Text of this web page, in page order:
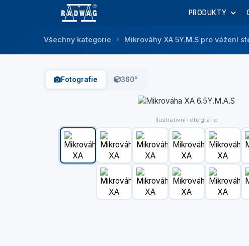
PRODUKTY
Všechny kategorie Mikrováhy XA 5Y.M.S pro vážení
Fotografie 360°
Ilustrativní fotografie